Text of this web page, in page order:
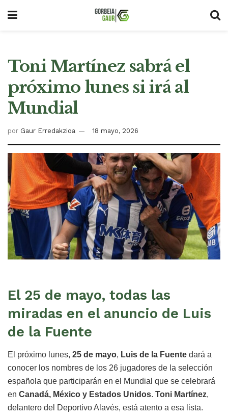
Toni Martínez sabrá el
próximo lunes si irá al
Mundial
por Gaur Erredakzioa 18 mayo, 2026
El 25 de mayo, todas las
miradas en el anuncio de Luis
de la Fuente
El próximo lunes, 25 de mayo, Luis de la Fuente dará a
conocer los nombres de los 26 jugadores de la selección
española que participarán en el Mundial que se celebrará
en Canadá, México y Estados Unidos. Toni Martínez,
delantero del Deportivo Alavés, está atento a esa lista.